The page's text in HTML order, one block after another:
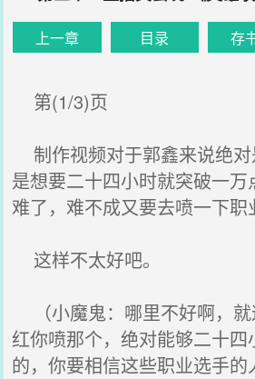
上一章 目录 存
第(1/3)页
制作视频对于郭鑫来说绝
是想要二十四小时就突破一
难了，难不成又要去喷一下职
这样不太好吧。
（小魔鬼：哪里不好啊，
红你喷那个，绝对能够二十
的，你要相信这些职业选手的